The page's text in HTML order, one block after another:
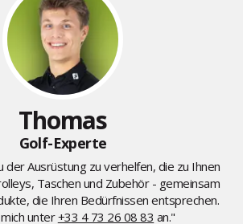
Thomas
Golf-Experte
der Ausrüstung zu verhelfen, die zu Ihnen
Taschen und Zubehör - gemeinsam
die Ihren Bedürfnissen entsprechen.
unter+33 4 73 26 08 83 an."